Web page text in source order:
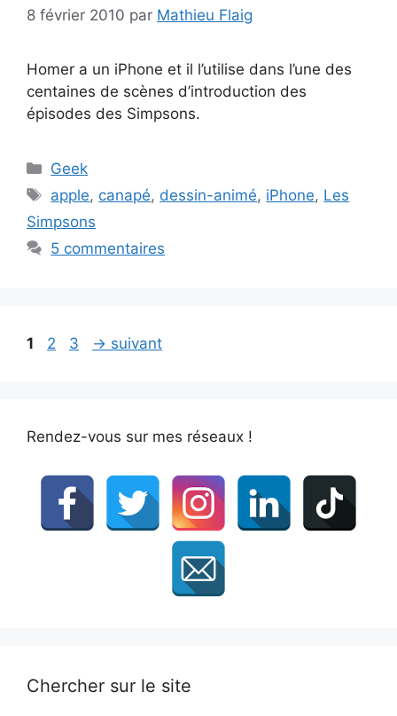
8 février 2010 par Mathieu Flaig
Homer a un iPhone et il l’utilise dans l’une des
centaines de scènes d’introduction des
épisodes des Simpsons.
Catégories
Geek
Étiquettes
apple, canapé, dessin-animé, iPhone, Les
Simpsons
5 commentaires
Page
1 Page
2 Page
3 → suivant
Rendez-vous sur mes réseaux !
Chercher sur le site